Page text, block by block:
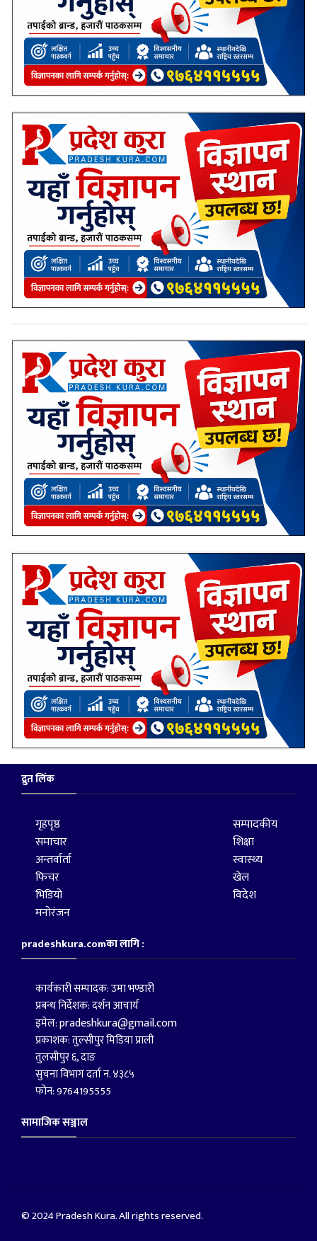
द्रुत लिंक
गृहपृष्ठ
समाचार
अन्तर्वार्ता
फिचर
भिडियो
मनोरंजन
सम्पादकीय
शिक्षा
स्वास्थ्य
खेल
विदेश
pradeshkura.comका लागि :
कार्यकारी सम्पादक: उमा भण्डारी
प्रबन्ध निर्देशक: दर्शन आचार्य
इमेल:pradeshkura@gmail.com
प्रकाशक: तुल्सीपुर मिडिया प्राली
तुलसीपुर ६, दाङ
सुचना विभाग दर्ता न. ४३८५
फोन: 9764195555
सामाजिक सञ्जाल
© 2024 Pradesh Kura. All rights reserved.